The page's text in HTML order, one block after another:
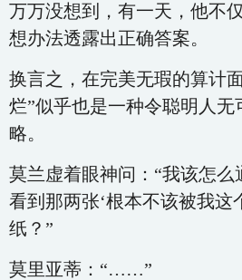
万万没想到，有一天，他不
想办法透露出正确答案。
换言之，在完美无瑕的算计
烂”似乎也是一种令聪明人无
略。
莫兰虚着眼神问：“我该怎么
看到那两张‘根本不该被我这
纸？”
莫里亚蒂：“……”